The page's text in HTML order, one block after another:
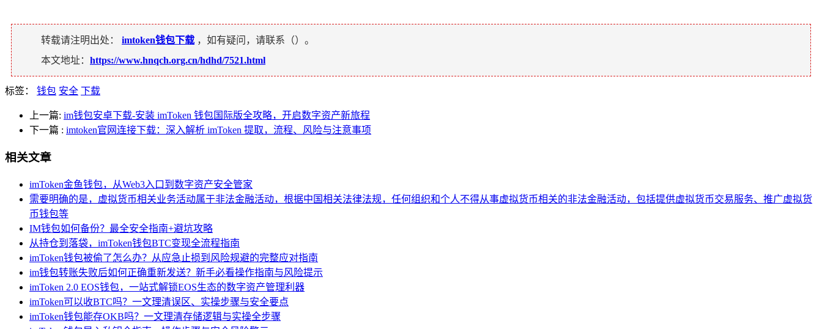
转载请注明出处： imtoken钱包下载 ，如有疑问，请联系（）。
本文地址： https://www.hnqch.org.cn/hdhd/7521.html
标签： 钱包 安全 下载
上一篇: im钱包安卓下载-安装 imToken 钱包国际版全攻略，开启数字资产新旅程
下一篇 : imtoken官网连接下载：深入解析 imToken 提取，流程、风险与注意事项
相关文章
imToken金鱼钱包，从Web3入口到数字资产安全管家
需要明确的是，虚拟货币相关业务活动属于非法金融活动，根据中国相关法律法规，任何组织和个人不得从事虚拟货币相关的非法金融活动，包括提供虚拟货币交易服务、推广虚拟货
币钱包等
IM钱包如何备份？最全安全指南+避坑攻略
从持仓到落袋，imToken钱包BTC变现全流程指南
imToken钱包被偷了怎么办？从应急止损到风险规避的完整应对指南
im钱包转账失败后如何正确重新发送？新手必看操作指南与风险提示
imToken 2.0 EOS钱包，一站式解锁EOS生态的数字资产管理利器
imToken可以收BTC吗？一文理清误区、实操步骤与安全要点
imToken钱包能存OKB吗？一文理清存储逻辑与实操全步骤